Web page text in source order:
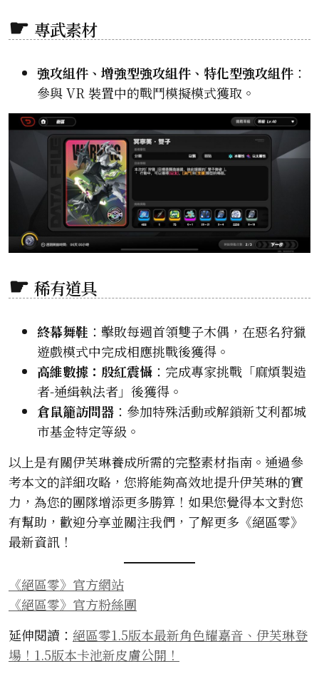
專武素材
強攻組件、增強型強攻組件、特化型強攻組件 ：
參與 VR 裝置中的戰鬥模擬模式獲取。
稀有道具
終幕舞鞋 ：擊敗每週首領雙子木偶，在惡名狩獵
遊戲模式中完成相應挑戰後獲得。
高維數據：殷紅震懾 ：完成專家挑戰「麻煩製造
者-通緝執法者」後獲得。
倉鼠籠訪問器 ：參加特殊活動或解鎖新艾利都城
市基金特定等級。
以上是有關伊芙琳養成所需的完整素材指南。通過參
考本文的詳細攻略，您將能夠高效地提升伊芙琳的實
力，為您的團隊增添更多勝算！如果您覺得本文對您
有幫助，歡迎分享並關注我們，了解更多《絕區零》
最新資訊！
《絕區零》官方網站
《絕區零》官方粉絲團
延伸閱讀： 絕區零1.5版本最新角色耀嘉音、伊芙琳登
場！1.5版本卡池新皮膚公開！